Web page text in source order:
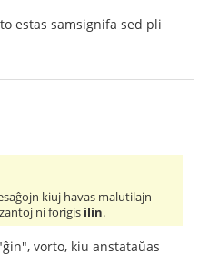
estas samsignifa sed pli
kiuj havas malutilajn
ni forigis ilin.
vorto, kiu anstataŭas